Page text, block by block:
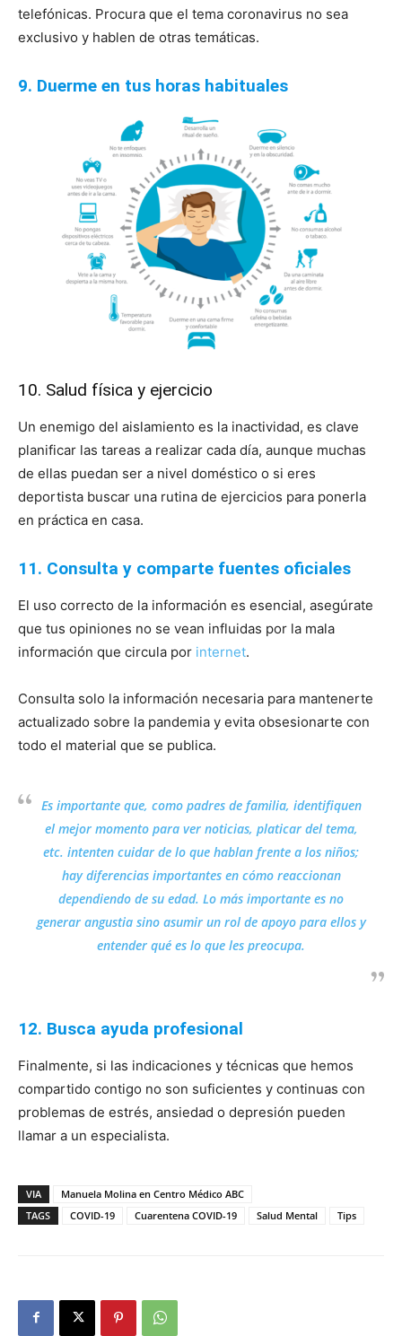
telefónicas. Procura que el tema coronavirus no sea
exclusivo y hablen de otras temáticas.
9. Duerme en tus horas habituales
10. Salud física y ejercicio
Un enemigo del aislamiento es la inactividad, es clave
planificar las tareas a realizar cada día, aunque muchas
de ellas puedan ser a nivel doméstico o si eres
deportista buscar una rutina de ejercicios para ponerla
en práctica en casa.
11. Consulta y comparte fuentes oficiales
El uso correcto de la información es esencial, asegúrate
que tus opiniones no se vean influidas por la mala
información que circula por internet.
Consulta solo la información necesaria para mantenerte
actualizado sobre la pandemia y evita obsesionarte con
todo el material que se publica.
Es importante que, como padres de familia, identifiquen
el mejor momento para ver noticias, platicar del tema,
etc. intenten cuidar de lo que hablan frente a los niños;
hay diferencias importantes en cómo reaccionan
dependiendo de su edad. Lo más importante es no
generar angustia sino asumir un rol de apoyo para ellos y
entender qué es lo que les preocupa.
12. Busca ayuda profesional
Finalmente, si las indicaciones y técnicas que hemos
compartido contigo no son suficientes y continuas con
problemas de estrés, ansiedad o depresión pueden
llamar a un especialista.
VIA
Manuela Molina en Centro Médico ABC
TAGS
COVID-19 Cuarentena COVID-19 Salud Mental Tips